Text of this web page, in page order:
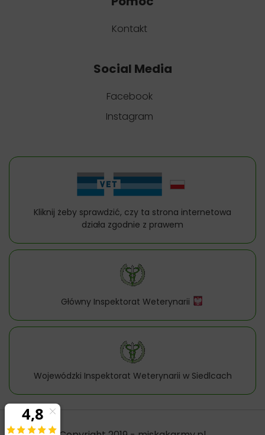
Kontakt
Social Media
Facebook
Instagram
Kliknij żeby sprawdzić, czy ta strona internetowa
działa zgodnie z prawem
Główny Inspektorat Weterynarii
Wojewódzki Inspektorat Weterynarii w Siedlcach